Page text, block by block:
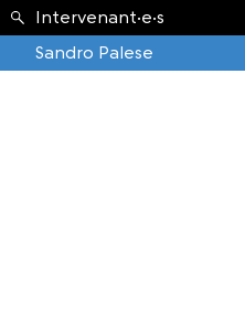
École ›
Intervenant·e·s
Sandro Palese